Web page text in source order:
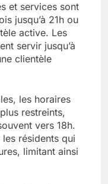
et services sont
jusqu’à 21h ou
active. Les
servir jusqu’à
clientèle
les horaires
restreints,
vers 18h.
résidents qui
limitant ainsi